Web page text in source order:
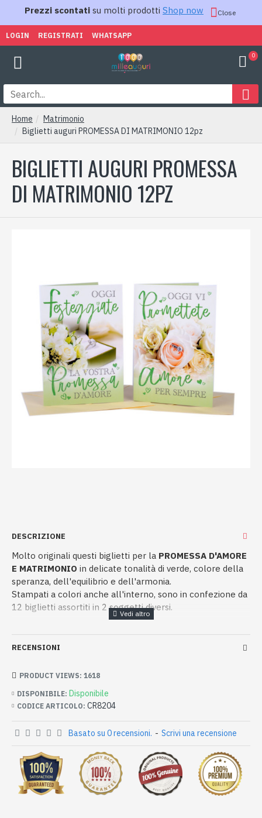
Prezzi scontati su molti prodotti Shop now Close
LOGIN REGISTRATI WHATSAPP
0
Home
Matrimonio
Biglietti auguri PROMESSA DI MATRIMONIO 12pz
BIGLIETTI AUGURI PROMESSA
DI MATRIMONIO 12PZ
DESCRIZIONE
Molto originali questi biglietti per la PROMESSA D'AMORE
E MATRIMONIO in delicate tonalità di verde, colore della
speranza, dell'equilibrio e dell'armonia.
Stampati a colori anche all'interno, sono in confezione da
12 biglietti assortiti in 2 soggetti diversi.
RECENSIONI
DISPONIBILE: Disponibile
CODICE ARTICOLO: CR8204
PRODUCT VIEWS: 1618
Basato su 0 recensioni. - Scrivi una recensione